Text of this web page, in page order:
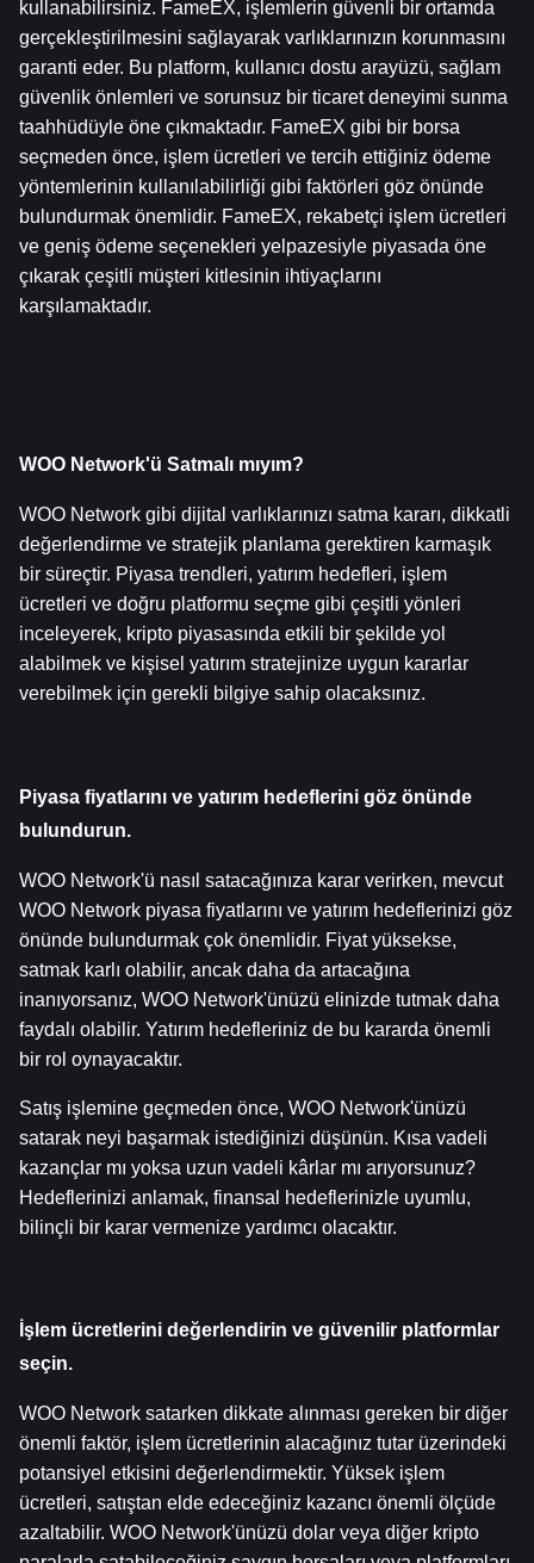
kullanabilirsiniz. FameEX, işlemlerin güvenli bir ortamda
gerçekleştirilmesini sağlayarak varlıklarınızın korunmasını
garanti eder. Bu platform, kullanıcı dostu arayüzü, sağlam
güvenlik önlemleri ve sorunsuz bir ticaret deneyimi sunma
taahhüdüyle öne çıkmaktadır. FameEX gibi bir borsa
seçmeden önce, işlem ücretleri ve tercih ettiğiniz ödeme
yöntemlerinin kullanılabilirliği gibi faktörleri göz önünde
bulundurmak önemlidir. FameEX, rekabetçi işlem ücretleri
ve geniş ödeme seçenekleri yelpazesiyle piyasada öne
çıkarak çeşitli müşteri kitlesinin ihtiyaçlarını
karşılamaktadır.
WOO Network'ü Satmalı mıyım?
WOO Network gibi dijital varlıklarınızı satma kararı, dikkatli
değerlendirme ve stratejik planlama gerektiren karmaşık
bir süreçtir. Piyasa trendleri, yatırım hedefleri, işlem
ücretleri ve doğru platformu seçme gibi çeşitli yönleri
inceleyerek, kripto piyasasında etkili bir şekilde yol
alabilmek ve kişisel yatırım stratejinize uygun kararlar
verebilmek için gerekli bilgiye sahip olacaksınız.
Piyasa fiyatlarını ve yatırım hedeflerini göz önünde
bulundurun.
WOO Network'ü nasıl satacağınıza karar verirken, mevcut
WOO Network piyasa fiyatlarını ve yatırım hedeflerinizi göz
önünde bulundurmak çok önemlidir. Fiyat yüksekse,
satmak karlı olabilir, ancak daha da artacağına
inanıyorsanız, WOO Network'ünüzü elinizde tutmak daha
faydalı olabilir. Yatırım hedefleriniz de bu kararda önemli
bir rol oynayacaktır.
Satış işlemine geçmeden önce, WOO Network'ünüzü
satarak neyi başarmak istediğinizi düşünün. Kısa vadeli
kazançlar mı yoksa uzun vadeli kârlar mı arıyorsunuz?
Hedeflerinizi anlamak, finansal hedeflerinizle uyumlu,
bilinçli bir karar vermenize yardımcı olacaktır.
İşlem ücretlerini değerlendirin ve güvenilir platformlar
seçin.
WOO Network satarken dikkate alınması gereken bir diğer
önemli faktör, işlem ücretlerinin alacağınız tutar üzerindeki
potansiyel etkisini değerlendirmektir. Yüksek işlem
ücretleri, satıştan elde edeceğiniz kazancı önemli ölçüde
azaltabilir. WOO Network'ünüzü dolar veya diğer kripto